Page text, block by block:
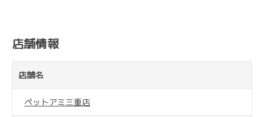
店舗情報
店舗名
ペットアミ三重店